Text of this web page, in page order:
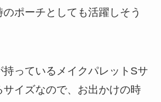
ポーチとしても活躍しそう
っているメイクパレットSサ
サイズなので、お出かけの時